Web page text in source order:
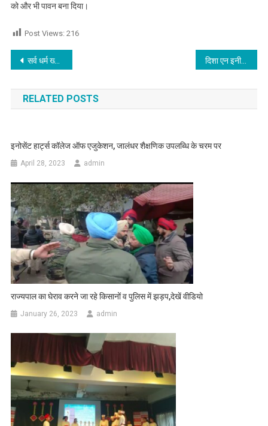
को और भी पावन बना दिया।
Post Views: 216
Post navigation
सर्व धर्म ख्वाजा मंदिर में गुरु पूर्णिमा का पावन अवसर धूमधाम से मनाया दिशा एन इनीशिएटिव के तहत इनोसेंट हार्ट्स में नन्हे इको-योद्धा सक्रिय : सीखी कचरा अलगाव और खाद बनाने की कला,पढ़े
RELATED POSTS
इनोसेंट हार्ट्स कॉलेज ऑफ एजुकेशन, जालंधर शैक्षणिक उपलब्धि के चरम पर
April 28, 2023 admin
राज्यपाल का घेराव करने जा रहे किसानों व पुलिस में झड़प,देखें वीडियो
January 26, 2023 admin